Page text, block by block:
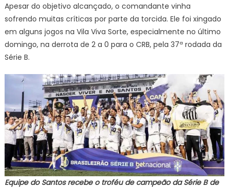
Apesar do objetivo alcançado, o comandante vinha
sofrendo muitas críticas por parte da torcida. Ele foi xingado
em alguns jogos na Vila Viva Sorte, especialmente no último
domingo, na derrota de 2 a 0 para o CRB, pela 37ª rodada da
Série B.
Equipe do Santos recebe o troféu de campeão da Série B de